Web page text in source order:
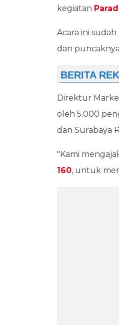
kegiatan
Acara ini
dan
Direktur
oleh 5.000
dan Surabaya
"Kami
160, untuk